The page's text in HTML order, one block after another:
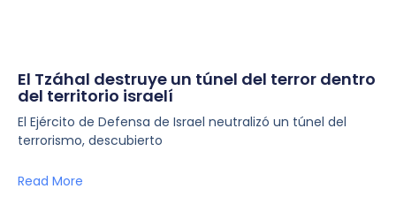
El Tzáhal destruye un túnel del terror dentro
del territorio israelí
El Ejército de Defensa de Israel neutralizó un túnel del
terrorismo, descubierto
Read More